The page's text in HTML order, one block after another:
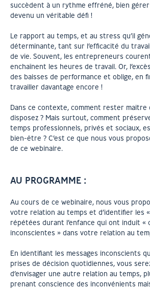
succèdent à un rythme effréné, bien
devenu un véritable défi !
Le rapport au temps, et au stress qu’il
déterminante, tant sur l’efficacité du
de vie. Souvent, les entrepreneurs
enchaînent les heures de travail. Or,
des baisses de performance et oblige, en
travailler davantage encore !
Dans ce contexte, comment rester maitre
disposez ? Mais surtout, comment
temps professionnels, privés et sociaux,
bien-être ? C’est ce que nous vous
de ce webinaire.
AU PROGRAMME :
Au cours de ce webinaire, nous vous
votre relation au temps et d’identifier les
répétées durant l’enfance qui ont induit «
inconscientes » dans votre relation au
En identifiant les messages inconscients
prises de décision quotidiennes, vous
d’envisager une autre relation au temps,
prenant conscience des inconvénients